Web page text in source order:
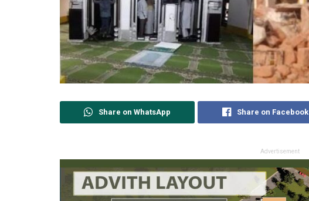
Share on WhatsApp Share on Facebook
Advertisement